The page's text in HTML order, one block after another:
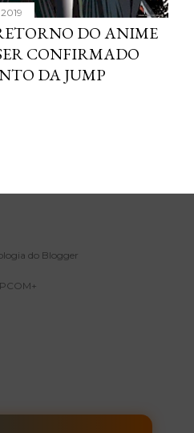
DO ANIME
CONFIRMADO
DA JUMP
do Blogger